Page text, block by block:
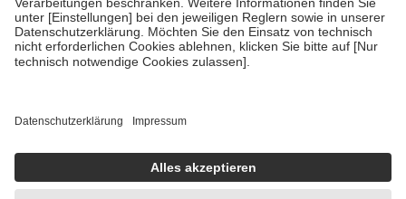
GKV getragen werden
• empfohlenen Schutzimpfungen
• Harn- und Blutteststreifen
getroffen, um sicherzustellen, dass es sich um echte Bewertungen
https://help.etrusted.com/hc/de/articles/4419944605341
Einige Bilder und Inhalte wurden unter Zuhilfenahme künstlicher